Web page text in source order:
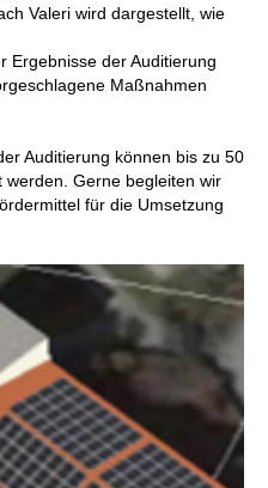
Valeri wird dargestellt, wie
Ergebnisse der Auditierung
Maßnahmen
Auditierung können bis zu 50
Gerne begleiten wir
für die Umsetzung